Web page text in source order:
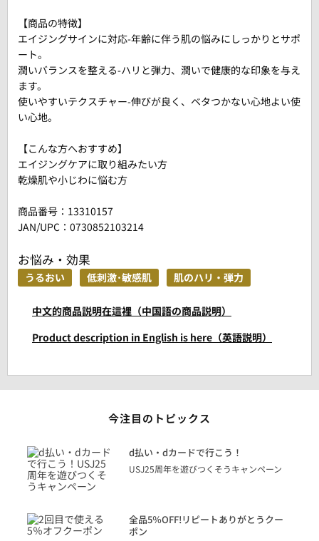
【商品の特徴】
エイジングサインに対応-年齢に伴う肌の悩みにしっかりとサポ
ート。
潤いバランスを整える-ハリと弾力、潤いで健康的な印象を与え
ます。
使いやすいテクスチャー-伸びが良く、ベタつかない心地よい使
い心地。
【こんな方へおすすめ】
エイジングケアに取り組みたい方
乾燥肌や小じわに悩む方
商品番号： 13310157
JAN/UPC：0730852103214
お悩み・効果
うるおい 低刺激･敏感肌 肌のハリ・弾力
中文的商品説明在這裡（中国語の商品説明）
Product description in English is here（英語説明）
今注目のトピックス
d払い・dカードで行こう！
USJ25周年を遊びつくそうキャンペーン
全品5％OFF!リピートありがとうクー
ポン